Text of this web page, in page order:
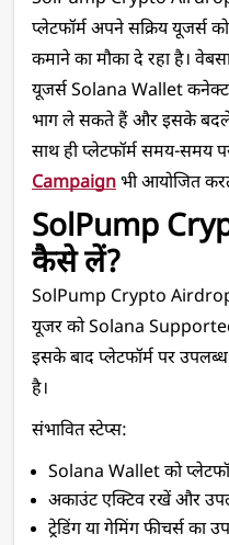
प्लेटफॉर्म अपने सक्रिय यूजर्स
कमाने का मौका दे रहा है।
यूजर्स Solana Wallet कनेक्ट
भाग ले सकते हैं और इसके बदले
साथ ही प्लेटफॉर्म समय-
Campaign भी आयोजित
SolPump
कैसे लें?
SolPump Crypto
यूजर को Solana
इसके बाद प्लेटफॉर्म पर
है।
संभावित स्टेप्स:
Solana Wallet को
अकाउंट एक्टिव रखें और
ट्रेडिंग या गेमिंग फीचर्स का